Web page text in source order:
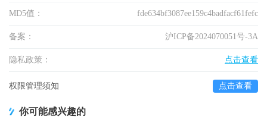
MD5值： fde634bf3087ee159c4badfacf61fefc
备案： 沪ICP备2024070051号-3A
隐私政策： 点击查看
权限管理须知 点击查看
你可能感兴趣的